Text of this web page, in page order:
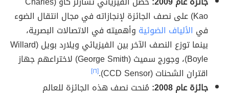
Kao) على نصف الجائزة لإنجازاته في مجال انتقال الضوء
في الألياف الضوئية وأهميته في الاتصالات البصرية،
بينما توزع النصف الآخر بين الفيزيائي ويلارد بويل (Willard
Boyle)، وجورج سميث (George Smith) لاختراعهم جهاز
اقتران الشحنات (CCD Sensor).
[١٦]
جائزة عام 2008:
مُنحت نصف هذه الجائزة للعالم